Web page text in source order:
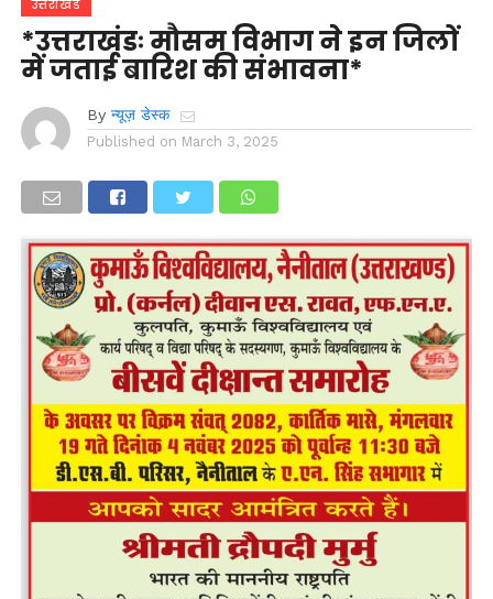
उत्तराखंड
*उत्तराखंडः मौसम विभाग ने इन जिलों
में जताई बारिश की संभावना*
By न्यूज़ डेस्क
Published on March 3, 2025